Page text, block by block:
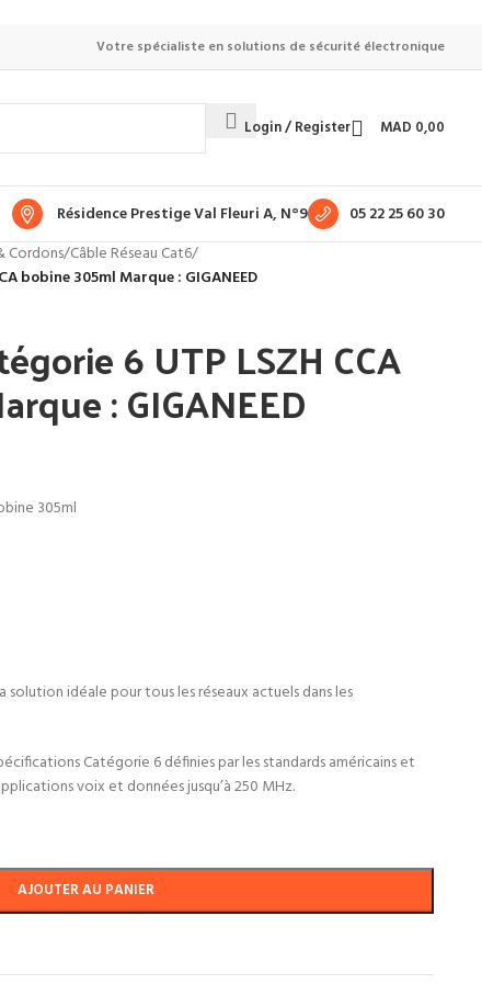
Votre spécialiste en solutions de sécurité électronique
Login / Register MAD 0,00
Résidence Prestige Val Fleuri A, N°9 05 22 25 60 30
Cordons/Câble Réseau Cat6/
bobine 305ml Marque : GIGANEED
6 UTP LSZH CCA
: GIGANEED
305ml
solution idéale pour tous les réseaux actuels dans les
Catégorie 6 définies par les standards américains et
voix et données jusqu’à 250 MHz.
AJOUTER AU PANIER